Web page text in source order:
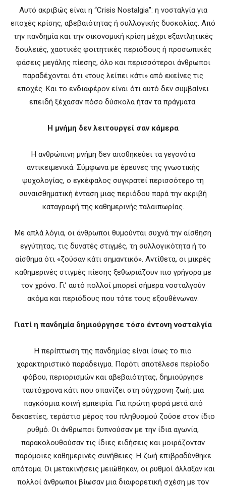
Αυτό ακριβώς είναι η “Crisis Nostalgia”: η νοσταλγία για
εποχές κρίσης, αβεβαιότητας ή συλλογικής δυσκολίας. Από
την πανδημία και την οικονομική κρίση μέχρι εξαντλητικές
δουλειές, χαοτικές φοιτητικές περιόδους ή προσωπικές
φάσεις μεγάλης πίεσης, όλο και περισσότεροι άνθρωποι
παραδέχονται ότι «τους λείπει κάτι» από εκείνες τις
εποχές. Και το ενδιαφέρον είναι ότι αυτό δεν συμβαίνει
επειδή ξέχασαν πόσο δύσκολα ήταν τα πράγματα.
Η μνήμη δεν λειτουργεί σαν κάμερα
Η ανθρώπινη μνήμη δεν αποθηκεύει τα γεγονότα
αντικειμενικά. Σύμφωνα με έρευνες της γνωστικής
ψυχολογίας, ο εγκέφαλος συγκρατεί περισσότερο τη
συναισθηματική ένταση μιας περιόδου παρά την ακριβή
καταγραφή της καθημερινής ταλαιπωρίας.
Με απλά λόγια, οι άνθρωποι θυμούνται συχνά την αίσθηση
εγγύτητας, τις δυνατές στιγμές, τη συλλογικότητα ή το
αίσθημα ότι «ζούσαν κάτι σημαντικό». Αντίθετα, οι μικρές
καθημερινές στιγμές πίεσης ξεθωριάζουν πιο γρήγορα με
τον χρόνο. Γι’ αυτό πολλοί μπορεί σήμερα νοσταλγούν
ακόμα και περιόδους που τότε τους εξουθένωναν.
Γιατί η πανδημία δημιούργησε τόσο έντονη νοσταλγία
Η περίπτωση της πανδημίας είναι ίσως το πιο
χαρακτηριστικό παράδειγμα. Παρότι αποτέλεσε περίοδο
φόβου, περιορισμών και αβεβαιότητας, δημιούργησε
ταυτόχρονα κάτι που σπανίζει στη σύγχρονη ζωή: μια
παγκόσμια κοινή εμπειρία. Για πρώτη φορά μετά από
δεκαετίες, τεράστιο μέρος του πληθυσμού ζούσε στον ίδιο
ρυθμό. Οι άνθρωποι ξυπνούσαν με την ίδια αγωνία,
παρακολουθούσαν τις ίδιες ειδήσεις και μοιράζονταν
παρόμοιες καθημερινές συνήθειες. Η ζωή επιβραδύνθηκε
απότομα. Οι μετακινήσεις μειώθηκαν, οι ρυθμοί άλλαξαν και
πολλοί άνθρωποι βίωσαν μια διαφορετική σχέση με τον